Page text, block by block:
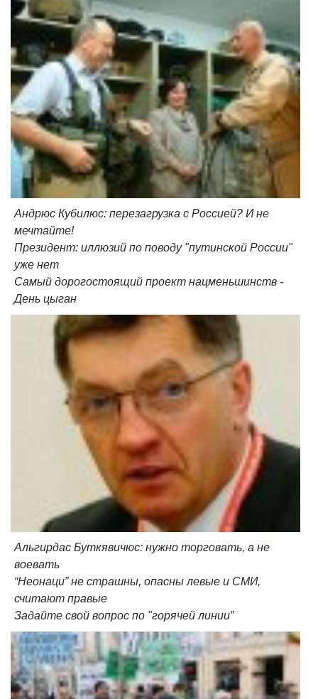
Андрюс Кубилюс: перезагрузка с Россией? И не
мечтайте!
Президент: иллюзий по поводу "путинской России"
уже нет
Самый дорогостоящий проект нацменьшинств -
День цыган
Альгирдас Буткявичюс: нужно торговать, а не
воевать
“Неонаци” не страшны, опасны левые и СМИ,
считают правые
Задайте свой вопрос по "горячей линии”